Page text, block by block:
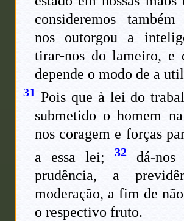
consideremos
nos outorgou a
tirar-nos do lameiro, e
depende o modo de a
31 Pois que à lei do
submetido o homem
nos coragem e forças
a essa lei; 32dá-nos
prudência, a
moderação, a fim de
o respectivo fruto.